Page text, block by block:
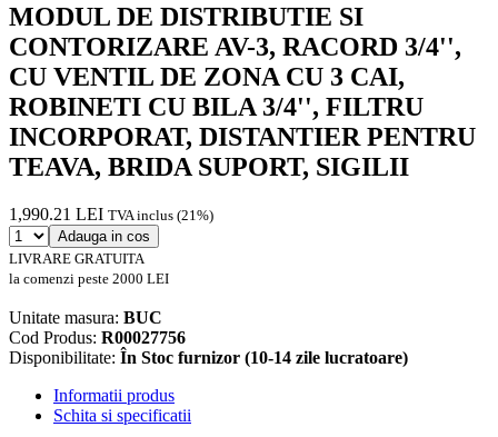
MODUL DE DISTRIBUTIE SI
CONTORIZARE AV-3, RACORD 3/4'',
CU VENTIL DE ZONA CU 3 CAI,
ROBINETI CU BILA 3/4'', FILTRU
INCORPORAT, DISTANTIER PENTRU
TEAVA, BRIDA SUPORT, SIGILII
1,990.21 LEI TVA inclus (21%)
Adauga in cos
LIVRARE GRATUITA
la comenzi peste 2000 LEI
Unitate masura: BUC
Cod Produs: R00027756
Disponibilitate: În Stoc furnizor (10-14 zile lucratoare)
Informatii produs
Schita si specificatii